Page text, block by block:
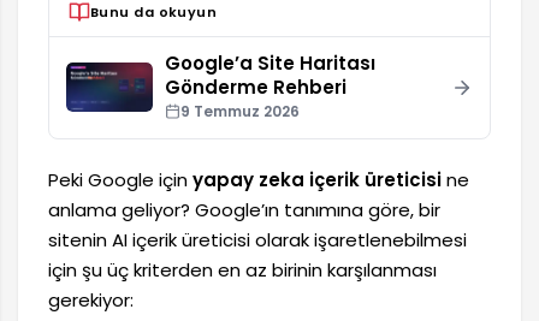
Bunu da okuyun
Google’a Site Haritası
Gönderme Rehberi
9 Temmuz 2026
Peki Google içinyapay zeka içerik üreticisine
anlama geliyor? Google’ın tanımına göre, bir
sitenin AI içerik üreticisi olarak işaretlenebilmesi
için şu üç kriterden en az birinin karşılanması
gerekiyor: